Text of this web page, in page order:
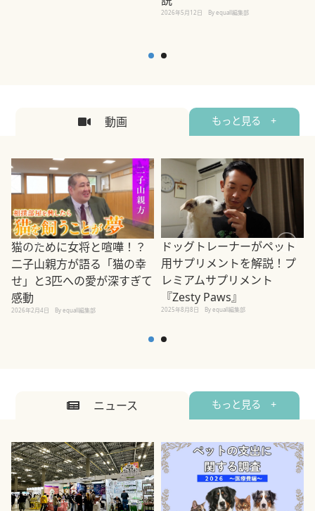
2026年5月12日 By equall編集部
動画 もっと見る +
猫のために女将と喧嘩！？
二子山親方が語る「猫の幸
せ」と3匹への愛が深すぎて
感動
2026年2月4日 By equall編集部
ドッグトレーナーがペット
用サプリメントを解説！プ
レミアムサプリメント
『Zesty Paws』
2025年8月8日 By equall編集部
ニュース もっと見る +